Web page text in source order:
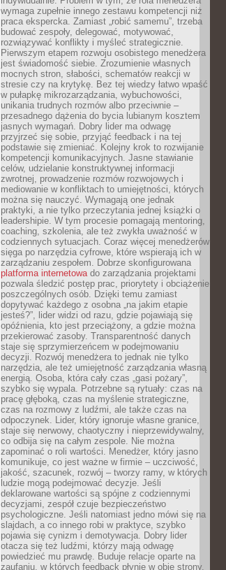
wymaga zupełnie innego zestawu kompetencji niż
praca ekspercka. Zamiast „robić samemu”, trzeba
budować zespoły, delegować, motywować,
rozwiązywać konflikty i myśleć strategicznie.
Pierwszym etapem rozwoju osobistego menedżera
jest świadomość siebie. Zrozumienie własnych
mocnych stron, słabości, schematów reakcji w
stresie czy na krytykę. Bez tej wiedzy łatwo wpaść
w pułapkę mikrozarządzania, wybuchowości,
unikania trudnych rozmów albo przeciwnie –
przesadnego dążenia do bycia lubianym kosztem
jasnych wymagań. Dobry lider ma odwagę
przyjrzeć się sobie, przyjąć feedback i na tej
podstawie się zmieniać. Kolejny krok to rozwijanie
kompetencji komunikacyjnych. Jasne stawianie
celów, udzielanie konstruktywnej informacji
zwrotnej, prowadzenie rozmów rozwojowych i
mediowanie w konfliktach to umiejętności, których
można się nauczyć. Wymagają one jednak
praktyki, a nie tylko przeczytania jednej książki o
leadershipie. W tym procesie pomagają mentoring,
coaching, szkolenia, ale też zwykła uważność w
codziennych sytuacjach. Coraz więcej menedżerów
sięga po narzędzia cyfrowe, które wspierają ich w
zarządzaniu zespołem. Dobrze skonfigurowana
platforma internetowado zarządzania projektami
pozwala śledzić postęp prac, priorytety i obciążenie
poszczególnych osób. Dzięki temu zamiast
dopytywać każdego z osobna „na jakim etapie
jesteś?”, lider widzi od razu, gdzie pojawiają się
opóźnienia, kto jest przeciążony, a gdzie można
przekierować zasoby. Transparentność danych
staje się sprzymierzeńcem w podejmowaniu
decyzji. Rozwój menedżera to jednak nie tylko
narzędzia, ale też umiejętność zarządzania własną
energią. Osoba, która cały czas „gasi pożary”,
szybko się wypala. Potrzebne są rytuały: czas na
pracę głęboką, czas na myślenie strategiczne,
czas na rozmowy z ludźmi, ale także czas na
odpoczynek. Lider, który ignoruje własne granice,
staje się nerwowy, chaotyczny i nieprzewidywalny,
co odbija się na całym zespole. Nie można
zapominać o roli wartości. Menedżer, który jasno
komunikuje, co jest ważne w firmie – uczciwość,
jakość, szacunek, rozwój – tworzy ramy, w których
ludzie mogą podejmować decyzje. Jeśli
deklarowane wartości są spójne z codziennymi
decyzjami, zespół czuje bezpieczeństwo
psychologiczne. Jeśli natomiast jedno mówi się na
slajdach, a co innego robi w praktyce, szybko
pojawia się cynizm i demotywacja. Dobry lider
otacza się też ludźmi, którzy mają odwagę
powiedzieć mu prawdę. Buduje relacje oparte na
zaufaniu, w których feedback płynie w obie strony.